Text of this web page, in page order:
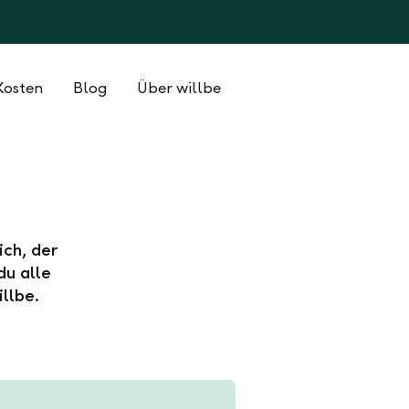
Blog Über willbe
der
alle